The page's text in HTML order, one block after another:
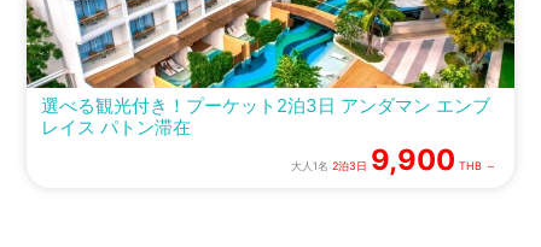
選べる観光付き！プーケット2泊3日 アンダマン エンブ
レイス パトン滞在
大人1名 2泊3日 9,900 THB ～